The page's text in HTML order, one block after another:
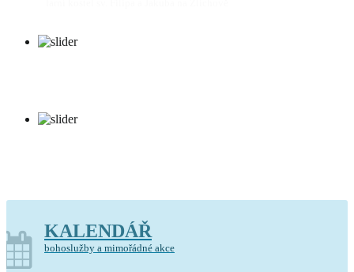
KALENDÁŘ
bohoslužby a mimořádné akce